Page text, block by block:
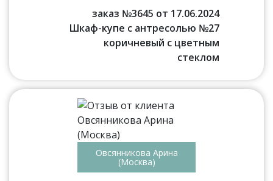
заказ №3645 от 17.06.2024
Шкаф-купе с антресолью №27
коричневый с цветным
стеклом
Овсянникова Арина
(Москва)